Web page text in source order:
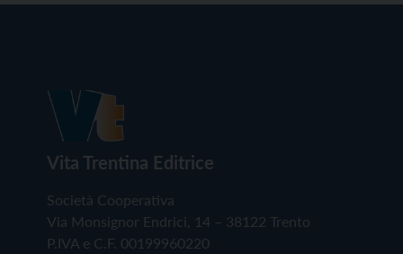
Vita Trentina Editrice
Società Cooperativa
Via Monsignor Endrici, 14 – 38122 Trento
P.IVA e C.F. 00199960220